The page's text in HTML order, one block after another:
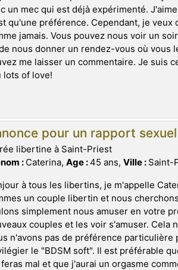
un mec qui est déjà expérimenté.
qu'une préférence. Cependant, je
jamais. Vous pouvez nous voir un
nous donner un rendez-vous où vous
me laisser un commentaire. Je suis
lots of love!
pour un rapport
libertine à Saint-Priest
: Caterina, Age :45 ans, Ville : Saint-
à tous les libertins, je m'appelle
un couple libertin et nous
simplement nous amuser en votre
couples et les voir s'amuser. Cela
n'avons pas de préférence particulière
le "BDSM soft". Il est préférable
mal et que j'aurai un orgasme